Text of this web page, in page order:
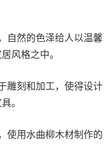
自然的色泽给人以温馨
风格之中。
雕刻和加工，使得设计
。
使用水曲柳木材制作的